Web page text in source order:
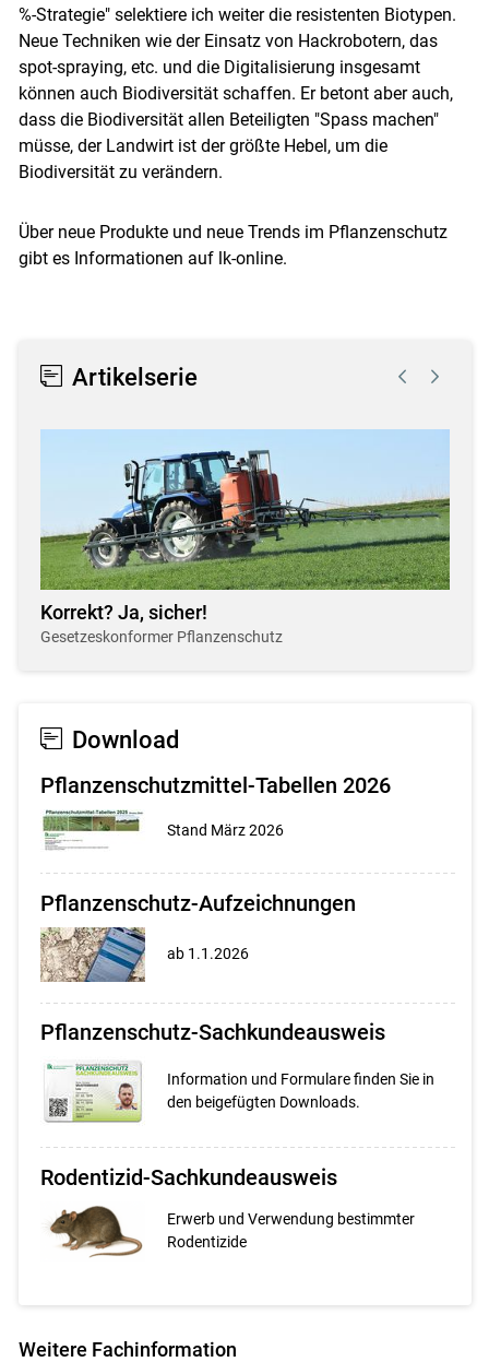
%-Strategie" selektiere ich weiter die resistenten Biotypen.
Neue Techniken wie der Einsatz von Hackrobotern, das
spot-spraying, etc. und die Digitalisierung insgesamt
können auch Biodiversität schaffen. Er betont aber auch,
dass die Biodiversität allen Beteiligten "Spass machen"
müsse, der Landwirt ist der größte Hebel, um die
Biodiversität zu verändern.
Über neue Produkte und neue Trends im Pflanzenschutz
gibt es Informationen auf lk-online.
Artikelserie
Korrekt? Ja, sicher!
Gesetzeskonformer Pflanzenschutz
Download
Pflanzenschutzmittel-Tabellen 2026
Stand März 2026
Pflanzenschutz-Aufzeichnungen
ab 1.1.2026
Pflanzenschutz-Sachkundeausweis
Information und Formulare finden Sie in
den beigefügten Downloads.
Rodentizid-Sachkundeausweis
Erwerb und Verwendung bestimmter
Rodentizide
Weitere Fachinformation